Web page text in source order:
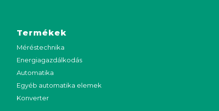
Termékek
Méréstechnika
Energiagazdálkodás
Automatika
Egyéb automatika elemek
Konverter